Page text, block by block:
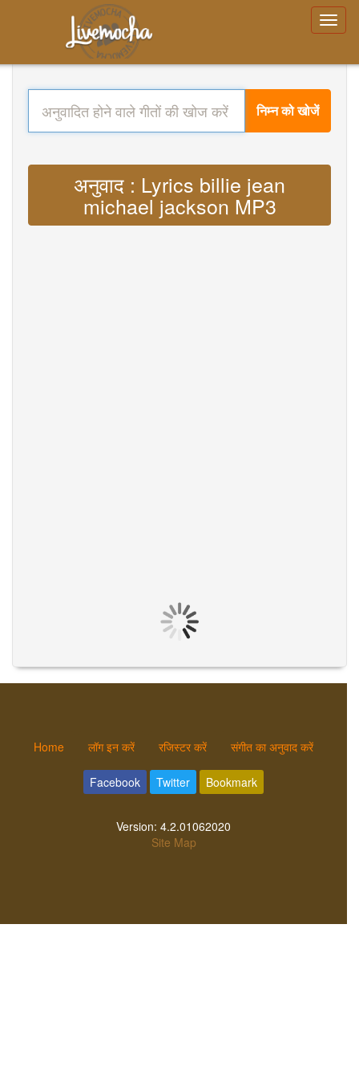
निम्न को खोजें
अनुवाद : Lyrics billie jean
michael jackson MP3
Home लॉग इन करें रजिस्टर करें संगीत का अनुवाद करें
Facebook Twitter Bookmark
Version: 4.2.01062020
Site Map